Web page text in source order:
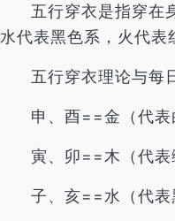
五行穿衣是指穿在
水代表黑色系，火代表
五行穿衣理论与每
申、酉==金（代表
寅、卯==木（代表
子、亥==水（代表